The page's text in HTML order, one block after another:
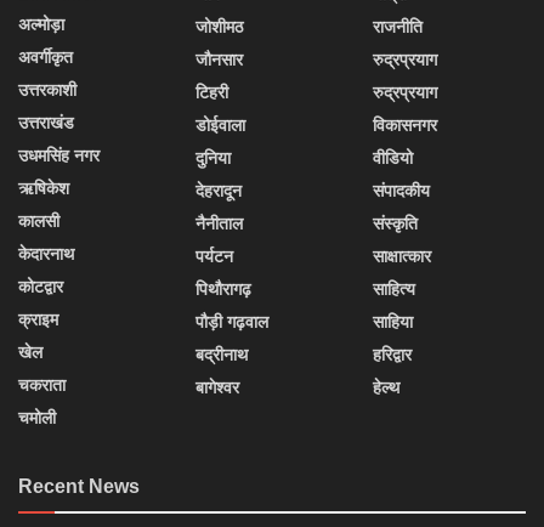
अल्मोड़ा
अवर्गीकृत
उत्तरकाशी
उत्तराखंड
उधमसिंह नगर
ऋषिकेश
कालसी
केदारनाथ
कोटद्वार
क्राइम
खेल
चकराता
चमोली
जोशीमठ
जौनसार
टिहरी
डोईवाला
दुनिया
देहरादून
नैनीताल
पर्यटन
पिथौरागढ़
पौड़ी गढ़वाल
बद्रीनाथ
बागेश्वर
राजनीति
रुद्रप्रयाग
रुद्रप्रयाग
विकासनगर
वीडियो
संपादकीय
संस्कृति
साक्षात्कार
साहित्य
साहिया
हरिद्वार
हेल्थ
Recent News